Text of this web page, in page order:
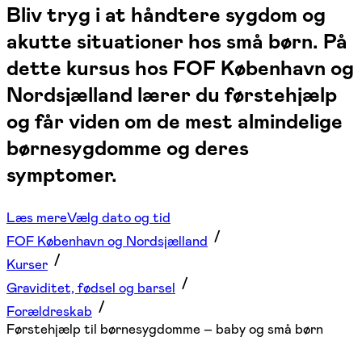
Bliv tryg i at håndtere sygdom og
akutte situationer hos små børn. På
dette kursus hos FOF København og
Nordsjælland lærer du førstehjælp
og får viden om de mest almindelige
børnesygdomme og deres
symptomer.
Læs mereVælg dato og tid
FOF København og Nordsjælland
Kurser
Graviditet, fødsel og barsel
Forældreskab
Førstehjælp til børnesygdomme – baby og små børn